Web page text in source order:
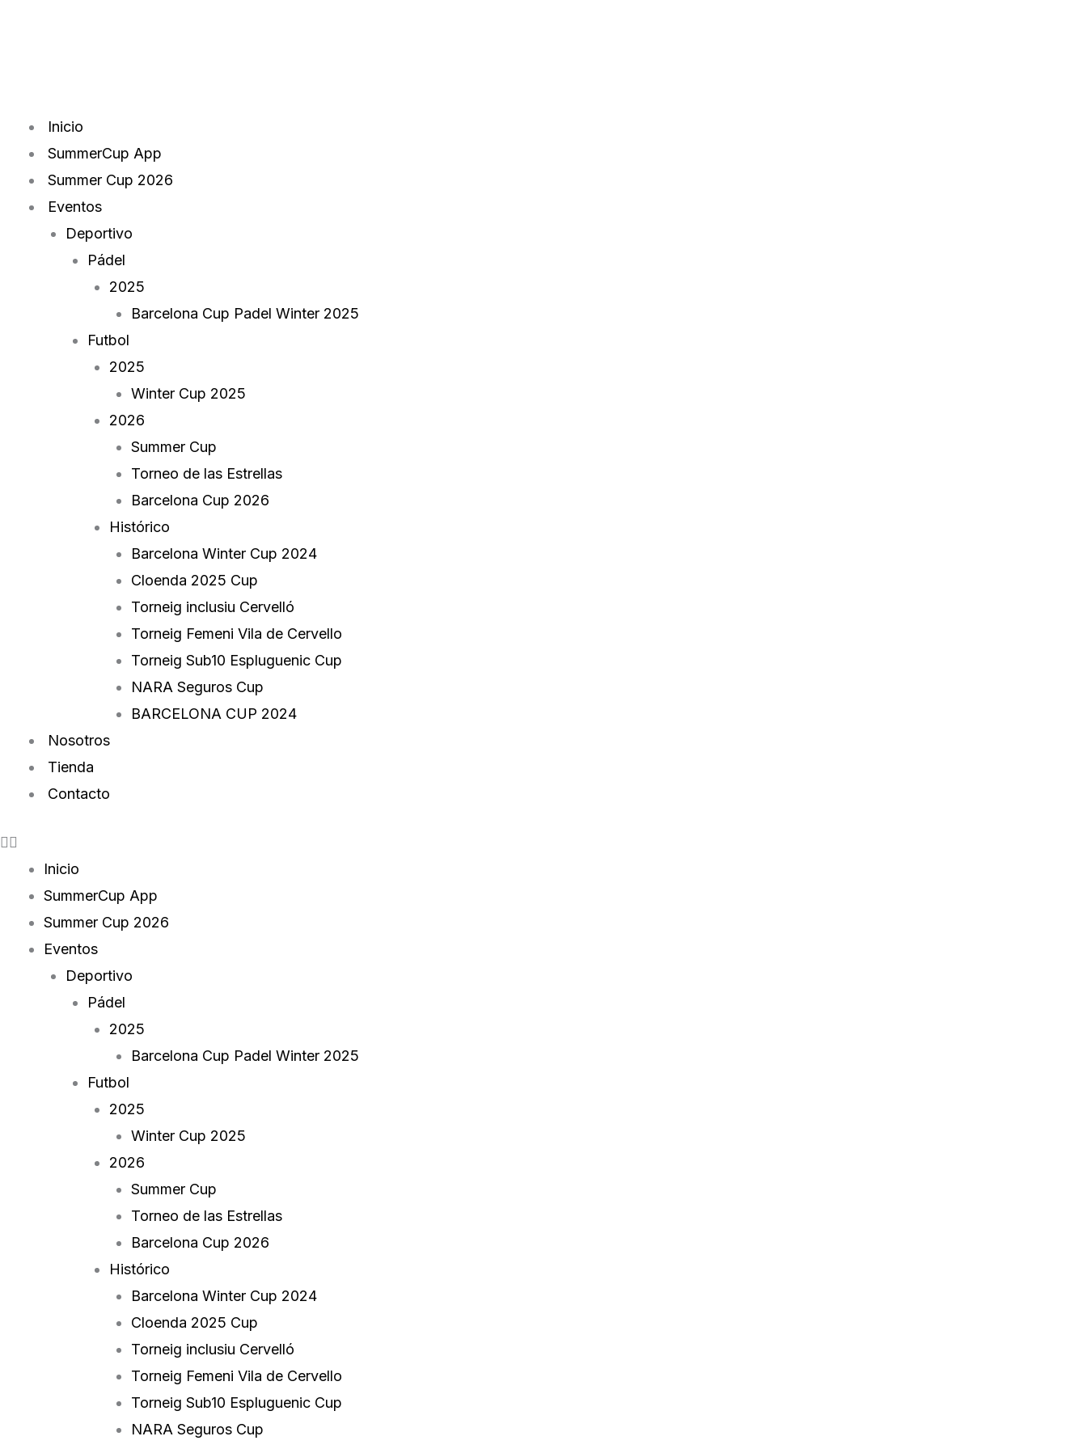
Inicio
SummerCup App
Summer Cup 2026
Eventos
Deportivo
Pádel
2025
Barcelona Cup Padel Winter 2025
Futbol
2025
Winter Cup 2025
2026
Summer Cup
Torneo de las Estrellas
Barcelona Cup 2026
Histórico
Barcelona Winter Cup 2024
Cloenda 2025 Cup
Torneig inclusiu Cervelló
Torneig Femeni Vila de Cervello
Torneig Sub10 Espluguenic Cup
NARA Seguros Cup
BARCELONA CUP 2024
Nosotros
Tienda
Contacto
Menu
Inicio
SummerCup App
Summer Cup 2026
Eventos
Deportivo
Pádel
2025
Barcelona Cup Padel Winter 2025
Futbol
2025
Winter Cup 2025
2026
Summer Cup
Torneo de las Estrellas
Barcelona Cup 2026
Histórico
Barcelona Winter Cup 2024
Cloenda 2025 Cup
Torneig inclusiu Cervelló
Torneig Femeni Vila de Cervello
Torneig Sub10 Espluguenic Cup
NARA Seguros Cup